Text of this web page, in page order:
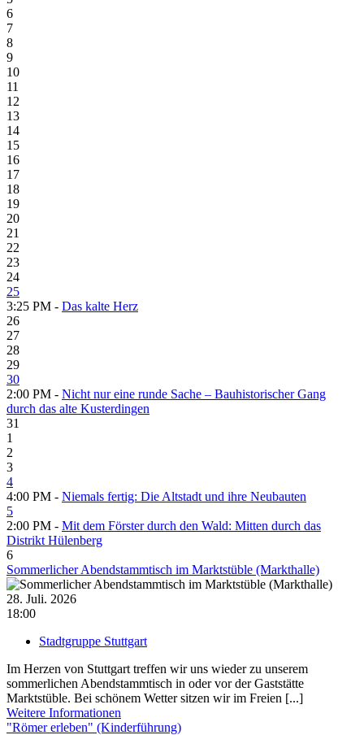
6
7
8
9
10
11
12
13
14
15
16
17
18
19
20
21
22
23
24
25
3:25 PM - Das kalte Herz
26
27
28
29
30
2:00 PM - Nicht nur eine runde Sache – Bauhistorischer Gang
durch das alte Kusterdingen
31
1
2
3
4
4:00 PM - Niemals fertig: Die Altstadt und ihre Neubauten
5
2:00 PM - Mit dem Förster durch den Wald: Mitten durch das
Distrikt Hülenberg
6
Sommerlicher Abendstammtisch im Marktstüble (Markthalle)
28. Juli. 2026
18:00
Stadtgruppe Stuttgart
Im Herzen von Stuttgart treffen wir uns wieder zu unserem
sommerlichen Abendstammtisch in oder vor der Gaststätte
Marktstüble. Bei schönem Wetter sitzen wir im Freien [...]
Weitere Informationen
"Römer erleben" (Kinderführung)